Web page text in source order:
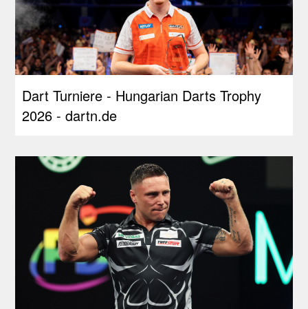
Dart Turniere - Hungarian Darts Trophy
2026 - dartn.de